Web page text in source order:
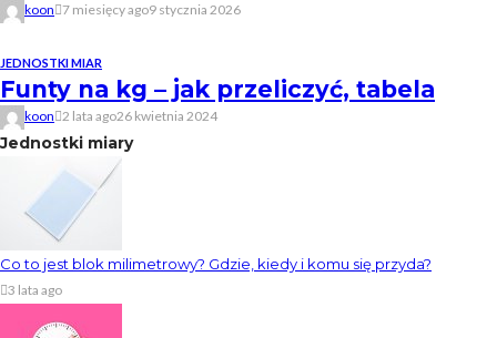
koon 7 miesięcy ago9 stycznia 2026
JEDNOSTKI MIAR
Funty na kg – jak przeliczyć, tabela
koon 2 lata ago26 kwietnia 2024
Jednostki miary
Co to jest blok milimetrowy? Gdzie, kiedy i komu się przyda?
3 lata ago